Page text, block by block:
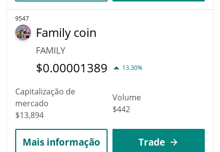
9547
Family coin
FAMILY
$0.00001389 13.30%
Capitalização de
mercado
$13,894
Volume
$442
Mais informação Trade